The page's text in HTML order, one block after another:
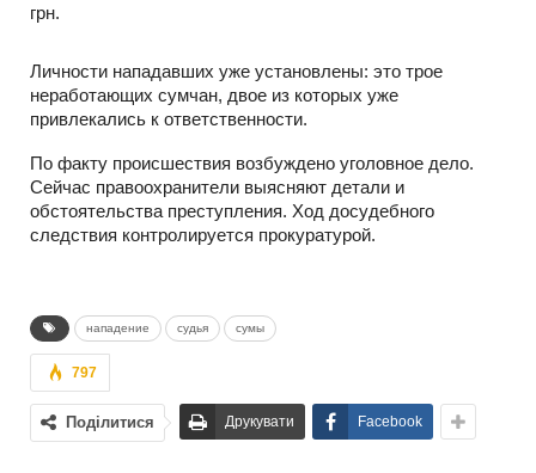
грн.
Личности нападавших уже установлены: это трое
неработающих сумчан, двое из которых уже
привлекались к ответственности.
По факту происшествия возбуждено уголовное дело.
Сейчас правоохранители выясняют детали и
обстоятельства преступления. Ход досудебного
следствия контролируется прокуратурой.
нападение судья сумы
797
Поділитися Друкувати Facebook